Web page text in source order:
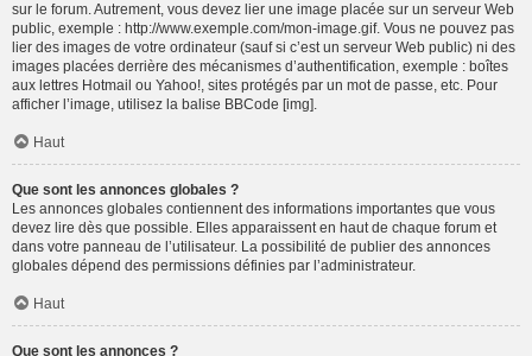
sur le forum. Autrement, vous devez lier une image placée sur un serveur Web
public, exemple : http://www.exemple.com/mon-image.gif. Vous ne pouvez pas
lier des images de votre ordinateur (sauf si c’est un serveur Web public) ni des
images placées derrière des mécanismes d’authentification, exemple : boîtes
aux lettres Hotmail ou Yahoo!, sites protégés par un mot de passe, etc. Pour
afficher l’image, utilisez la balise BBCode [img].
Haut
Que sont les annonces globales ?
Les annonces globales contiennent des informations importantes que vous
devez lire dès que possible. Elles apparaissent en haut de chaque forum et
dans votre panneau de l’utilisateur. La possibilité de publier des annonces
globales dépend des permissions définies par l’administrateur.
Haut
Que sont les annonces ?